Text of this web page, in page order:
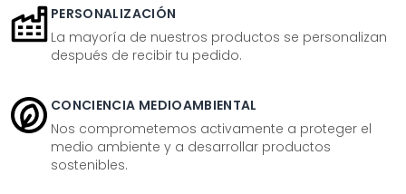
PERSONALIZACIÓN
La mayoría de nuestros productos se personalizan
después de recibir tu pedido.
CONCIENCIA MEDIOAMBIENTAL
Nos comprometemos activamente a proteger el
medio ambiente y a desarrollar productos
sostenibles.